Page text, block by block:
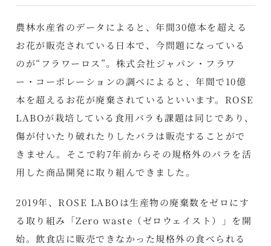
農林水産省のデータによると、年間30億本を超える
お花が販売されている日本で、今問題になっている
のが“フラワーロス”。株式会社ジャパン・フラワ
ー・コーポレーションの調べによると、年間で10億
本を超えるお花が廃棄されているといいます。ROSE
LABOが栽培している食用バラも課題は同じであり、
傷が付いたり破れたりしたバラは販売することがで
きません。そこで約7年前からその規格外のバラを活
用した商品開発に取り組んできました。
2019年、ROSE LABOは生産物の廃棄数をゼロにす
る取り組み「Zero waste（ゼロウェイスト）」を開
始。飲食店に販売できなかった規格外の食べられる